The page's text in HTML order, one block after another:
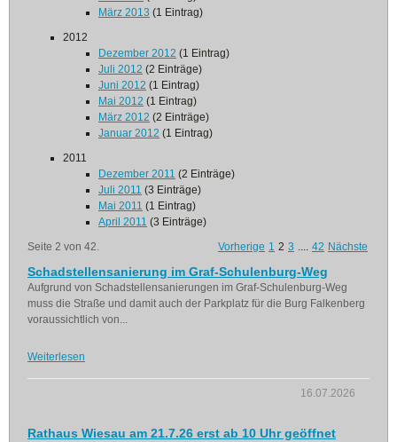
März 2013 (1 Eintrag)
2012
Dezember 2012 (1 Eintrag)
Juli 2012 (2 Einträge)
Juni 2012 (1 Eintrag)
Mai 2012 (1 Eintrag)
März 2012 (2 Einträge)
Januar 2012 (1 Eintrag)
2011
Dezember 2011 (2 Einträge)
Juli 2011 (3 Einträge)
Mai 2011 (1 Eintrag)
April 2011 (3 Einträge)
Seite 2 von 42.
Vorherige 1 2 3 .... 42 Nächste
Schadstellensanierung im Graf-Schulenburg-Weg
Aufgrund von Schadstellensanierungen im Graf-Schulenburg-Weg
muss die Straße und damit auch der Parkplatz für die Burg Falkenberg
voraussichtlich von...
Weiterlesen
16.07.2026
Rathaus Wiesau am 21.7.26 erst ab 10 Uhr geöffnet